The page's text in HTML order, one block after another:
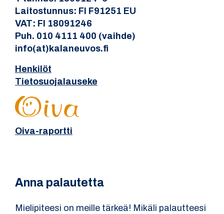
Laitostunnus: FI F91251 EU
VAT: FI 18091246
Puh. 010 4111 400 (vaihde)
info(at)kalaneuvos.fi
Henkilöt
Tietosuojalauseke
Oiva-raportti
Anna palautetta
Mielipiteesi on meille tärkeä! Mikäli palautteesi